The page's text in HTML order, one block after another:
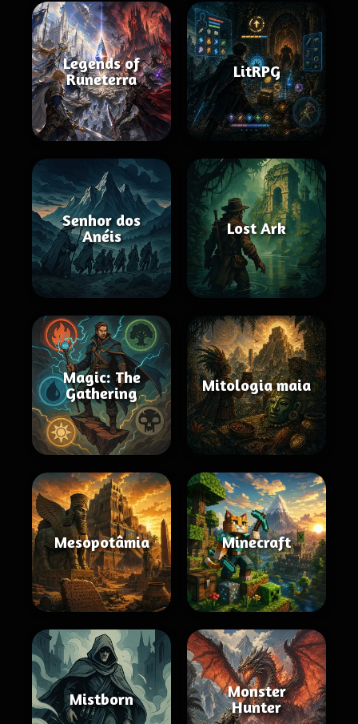
Legends of
Runeterra
LitRPG
Senhor dos
Anéis
Lost Ark
Magic: The
Gathering
Mitologia maia
Mesopotâmia Minecraft
Mistborn
Monster
Hunter